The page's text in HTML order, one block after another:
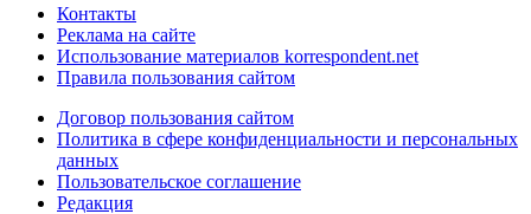
Контакты
Реклама на сайте
Использование материалов korrespondent.net
Правила пользования сайтом
Договор пользования сайтом
Политика в сфере конфиденциальности и персональных
данных
Пользовательское соглашение
Редакция